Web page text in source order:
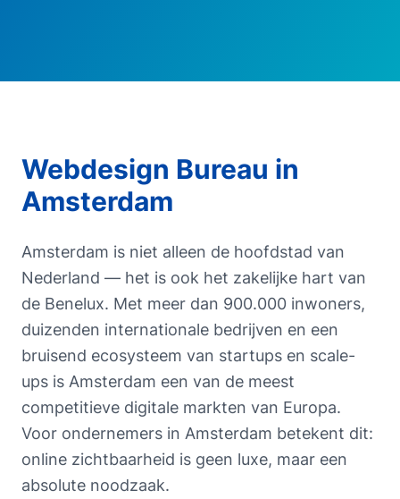
Webdesign Bureau in
Amsterdam
Amsterdam is niet alleen de hoofdstad van
Nederland — het is ook het zakelijke hart van
de Benelux. Met meer dan 900.000 inwoners,
duizenden internationale bedrijven en een
bruisend ecosysteem van startups en scale-
ups is Amsterdam een van de meest
competitieve digitale markten van Europa.
Voor ondernemers in Amsterdam betekent dit:
online zichtbaarheid is geen luxe, maar een
absolute noodzaak.